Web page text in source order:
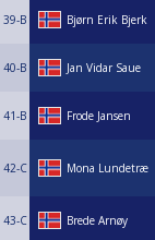
39-B Bjørn Erik Bjerk
40-B Jan Vidar Saue
41-B Frode Jansen
42-C Mona Lundetræ
43-C Brede Arnøy